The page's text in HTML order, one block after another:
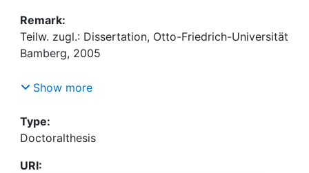
Remark:
Teilw. zugl.: Dissertation, Otto-Friedrich-Universität
Bamberg, 2005
Mit Beitr. von Wolfgang Meibeyer, Eberhard May
Show more
Type:
Doctoralthesis
URI: